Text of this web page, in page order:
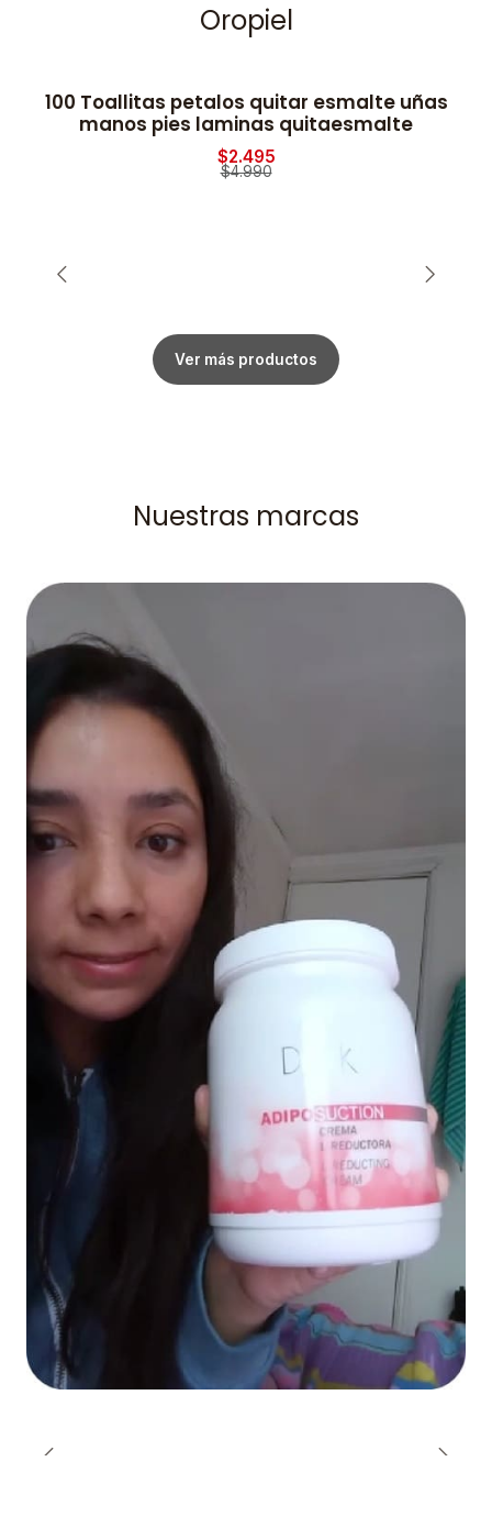
Oropiel
-50% OFF
100 Toallitas petalos quitar esmalte uñas
manos pies laminas quitaesmalte
$2.495
$4.990
Ver más productos
Nuestras marcas